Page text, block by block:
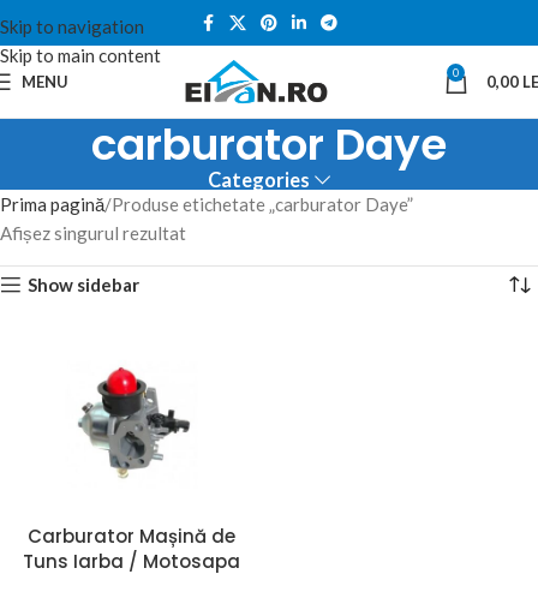
Skip to navigation
Skip to main content
MENU 0 0,00
carburator Daye
Categories
Prima pagină Produse etichetate „carburator Daye”
Afișez singurul rezultat
Show sidebar
Carburator Mașină de
Tuns Iarba / Motosapa